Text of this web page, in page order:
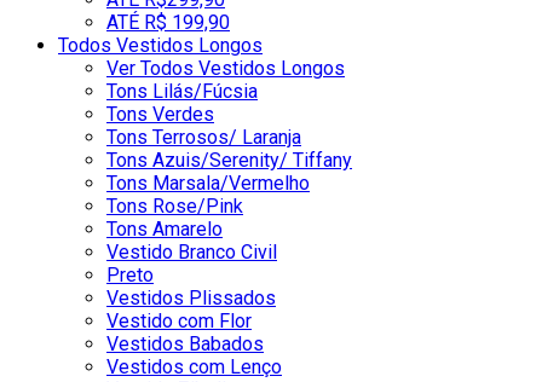
ATÉ R$ 199,90
Todos Vestidos Longos
Ver Todos Vestidos Longos
Tons Lilás/Fúcsia
Tons Verdes
Tons Terrosos/ Laranja
Tons Azuis/Serenity/ Tiffany
Tons Marsala/Vermelho
Tons Rose/Pink
Tons Amarelo
Vestido Branco Civil
Preto
Vestidos Plissados
Vestido com Flor
Vestidos Babados
Vestidos com Lenço